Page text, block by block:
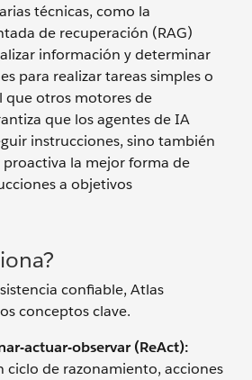
técnicas, como la
de recuperación (RAG)
información y determinar
para realizar tareas simples o
que otros motores de
que los agentes de IA
instrucciones, sino también
la mejor forma de
a objetivos
confiable, Atlas
conceptos clave.
actuar-observar (ReAct):
ciclo de razonamiento, acciones